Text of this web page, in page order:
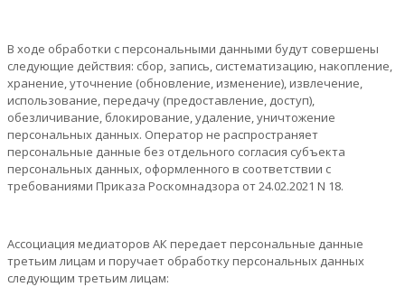
В ходе обработки с персональными данными будут совершены
следующие действия: сбор, запись, систематизацию, накопление,
хранение, уточнение (обновление, изменение), извлечение,
использование, передачу (предоставление, доступ),
обезличивание, блокирование, удаление, уничтожение
персональных данных. Оператор не распространяет
персональные данные без отдельного согласия субъекта
персональных данных, оформленного в соответствии с
требованиями Приказа Роскомнадзора от 24.02.2021 N 18.
Ассоциация медиаторов АК передает персональные данные
третьим лицам и поручает обработку персональных данных
следующим третьим лицам: